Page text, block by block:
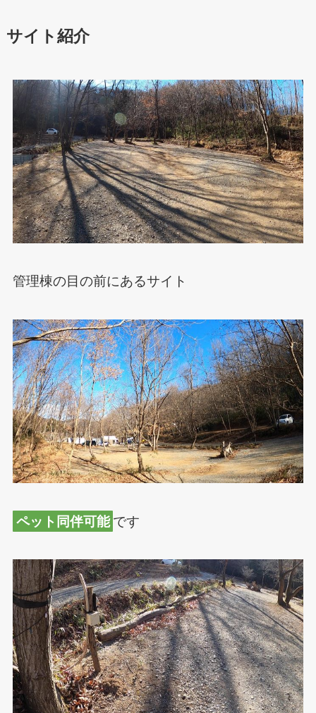
サイト紹介
管理棟の目の前にあるサイト
ペット同伴可能 です